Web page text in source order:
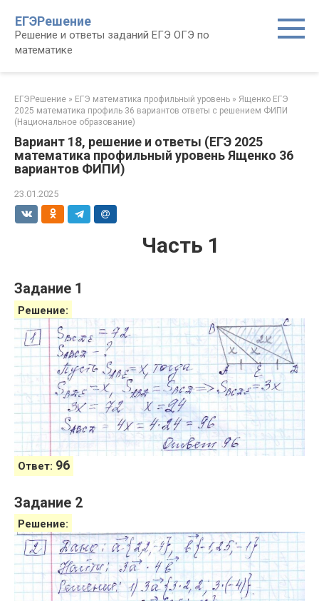
контенту
ЕГЭРешение
Решение и ответы заданий ЕГЭ ОГЭ по
математике
ЕГЭРешение » ЕГЭ математика профильный уровень » Ященко ЕГЭ
2025 математика профиль 36 вариантов ответы с решением ФИПИ
(Национальное образование)
Вариант 18, решение и ответы (ЕГЭ 2025
математика профильный уровень Ященко 36
вариантов ФИПИ)
23.01.2025
Часть 1
Задание 1
Решение:
Ответ: 96
Задание 2
Решение: